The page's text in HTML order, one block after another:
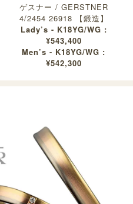
ゲスナー / GERSTNER
4/2454 26918 【鍛造】
Lady’s - K18YG/WG :
¥543,400
Men’s - K18YG/WG :
¥542,300